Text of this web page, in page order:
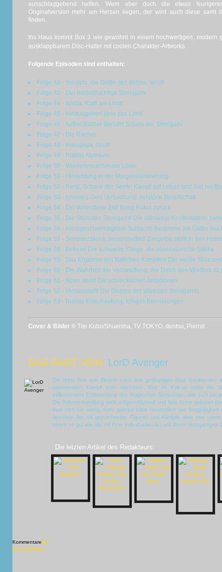
ausschlaggebend helfen. Wem aber doch die etwas
Originalversion mehr am Herzen liegen, der wird auch diese samt
finden.
Ins Haus kommt Box 3 wie gewohnt in einem hochwertigen, modern
ausklappbarem Disc-Halter mit coolen Charakter-Artworks.
Folgende Episoden sind enthalten:
Folge 42 - Yoruichi, die Göttin des Blitzes, tanzt!
Folge 43 - Der niederträchtige Shinigami
Folge 44 - Ishida, Kraft am Limit!
Folge 45 - Hinausgehen über das Limit!
Folge 46 - Authentischer Bericht! Schule der Shinigami
Folge 47 - Die Rächer
Folge 48 - Hitsugaya, heult!
Folge 49 - Rukias Alptraum
Folge 50 - Wiedererwachender Löwe
Folge 51 - Hinrichtung in der Morgendämmerung
Folge 52 - Renji, Schwur der Seele! Kampf auf Leben und Tod mit
Folge 53 - Ichimaru Gins Versuchung, zerstörte Bereitschaft
Folge 54 - Ein Vollendeter Eid! Bring Rukia zurück
Folge 55 - Die Stärksten Shinigami! Die ultimative Konfrontation
Folge 56 - Hochgeschwindigkeits Schlacht! Bestimme die Göttin des
Folge 57 - Senbonzakura, zerschmettert! Zangetsu stößt in den
Folge 58 - Befreie! Die schwarze Klinge, die übernatürliche Stärke
Folge 59 - Das Ergebnis des tödlichen Kampfes! Der weiße Stolz
Folge 60 - Die Wahrheit der Verzweiflung, der Dolch des Mörders ist
Folge 61 - Aizen steht! Die schrecklichen Ambitionen
Folge 62 - Versammelt! Die Gruppe der stärksten Shinigamis
Folge 63 - Rukias Entscheidung, Ichigos Erinnerungen
Cover & Bilder © Tite Kubo/Shueisha, TV TOKYO, dentsu, Pierrot
DAS FAZIT VON: LorD Avenger
Die dritte Box von Bleach setzt den großartigen Soul Society-Arc
spannenden Kampf zum nächsten. Klar im Fokus steht die
vollkommene Entfesselung des magischen Schwertes, das sich bei
Die Rahmenhandlung wird aufgeschlüsselt und fürs Erste gekonnt
man sich ein wenig mehr getraut hätte hinsichtlich der
Ansehen der toll gezeichneten Figuren und Kämpfe aber von
einem so gut wie alle mit ihrer individuellen Art und ihrem einzigartigen
Die letzten Artikel des Redakteurs:
Kommentare[X]
[X] schließen